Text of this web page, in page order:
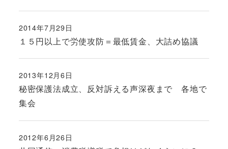
１５円以上で労使攻防＝最低賃金、大詰め協議
投稿日
2014年7月29日
秘密保護法成立、反対訴える声深夜まで 各地で
集会
投稿日
2013年12月6日
投稿日
2012年6月26日